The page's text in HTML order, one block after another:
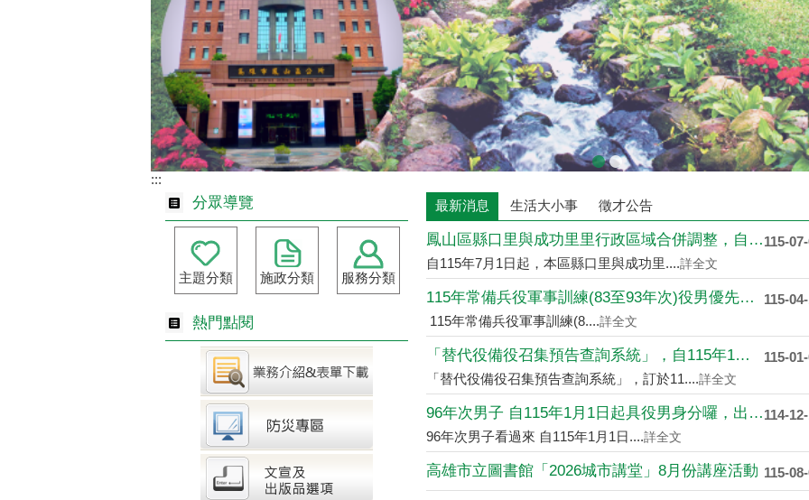
:::
分眾導覽
主題分類 施政分類 服務分類
熱門點閱
最新消息 生活大小事 徵才公告
115-
鳳山區縣口里與成功里里行政區域合併調整，自115年7月1日起....
自115年7月1日起，本區縣口里與成功里....詳全文
115-
115年常備兵役軍事訓練(83至93年次)役男優先入營、延....
115年常備兵役軍事訓練(8....詳全文
115-
「替代役備役召集預告查詢系統」，自115年1月1日上線啟用
「替代役備役召集預告查詢系統」，訂於11....詳全文
114-
96年次男子 自115年1月1日起具役男身分囉，出國前應先申....
96年次男子看過來 自115年1月1日....詳全文
115-
高雄市立圖書館「2026城市講堂」8月份講座活動